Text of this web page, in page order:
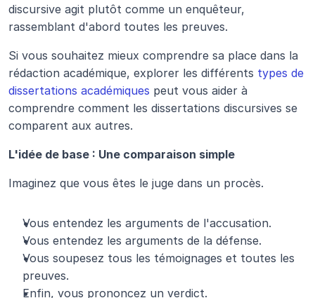
discursive agit plutôt comme un enquêteur,
rassemblant d'abord toutes les preuves.
Si vous souhaitez mieux comprendre sa place dans la
rédaction académique, explorer les différents types de
dissertations académiques peut vous aider à
comprendre comment les dissertations discursives se
comparent aux autres.
L'idée de base : Une comparaison simple
Imaginez que vous êtes le juge dans un procès.
Vous entendez les arguments de l'accusation.
Vous entendez les arguments de la défense.
Vous soupesez tous les témoignages et toutes les
preuves.
Enfin, vous prononcez un verdict.